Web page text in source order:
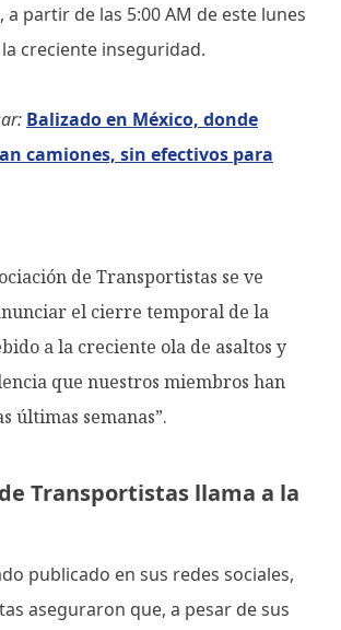
a partir de las 5:00 AM de este lunes
creciente inseguridad.
Balizado en México, donde
camiones, sin efectivos para
de Transportistas se ve
el cierre temporal de la
a la creciente ola de asaltos y
que nuestros miembros han
últimas semanas”.
Transportistas llama a la
publicado en sus redes sociales,
aseguraron que, a pesar de sus